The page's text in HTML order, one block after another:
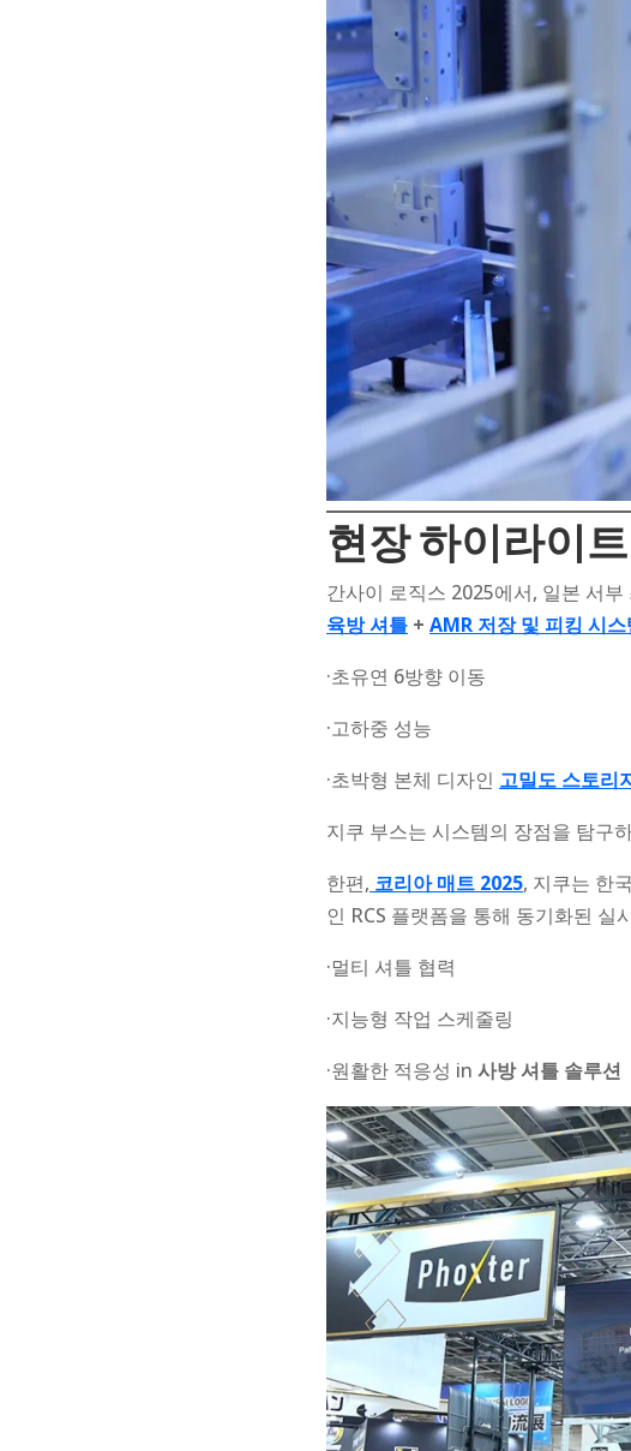
현장 하이라이
간사이 로직스 2025에서, 일본 서
육방 셔틀 + AMR 저장 및 피킹 시스
·초유연 6방향 이동
·고하중 성능
·초박형 본체 디자인 고밀도 스토리
지쿠 부스는 시스템의 장점을 탐구
한편, 코리아 매트 2025, 지쿠는 한
인 RCS 플랫폼을 통해 동기화된
·멀티 셔틀 협력
·지능형 작업 스케줄링
·원활한 적응성 in 사방 셔틀 솔루션